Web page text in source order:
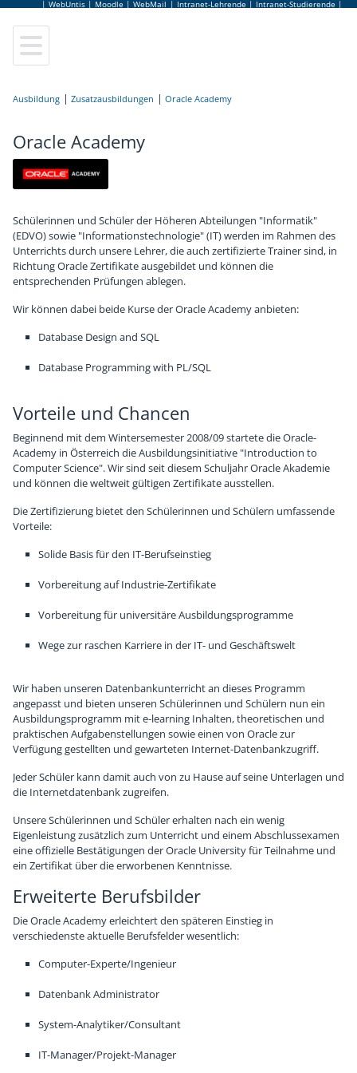
| WebUntis | Moodle | WebMail | Intranet-Lehrende | Intranet-Studierende |
Ausbildung Zusatzausbildungen Oracle Academy
Oracle Academy
Schülerinnen und Schüler der Höheren Abteilungen "Informatik"
(EDVO) sowie "Informationstechnologie" (IT) werden im Rahmen des
Unterrichts durch unsere Lehrer, die auch zertifizierte Trainer sind, in
Richtung Oracle Zertifikate ausgebildet und können die
entsprechenden Prüfungen ablegen.
Wir können dabei beide Kurse der Oracle Academy anbieten:
Database Design and SQL
Database Programming with PL/SQL
Vorteile und Chancen
Beginnend mit dem Wintersemester 2008/09 startete die Oracle-
Academy in Österreich die Ausbildungsinitiative "Introduction to
Computer Science". Wir sind seit diesem Schuljahr Oracle Akademie
und können die weltweit gültigen Zertifikate ausstellen.
Die Zertifizierung bietet den Schülerinnen und Schülern umfassende
Vorteile:
Solide Basis für den IT-Berufseinstieg
Vorbereitung auf Industrie-Zertifikate
Vorbereitung für universitäre Ausbildungsprogramme
Wege zur raschen Karriere in der IT- und Geschäftswelt
Wir haben unseren Datenbankunterricht an dieses Programm
angepasst und bieten unseren Schülerinnen und Schülern nun ein
Ausbildungsprogramm mit e-learning Inhalten, theoretischen und
praktischen Aufgabenstellungen sowie einen von Oracle zur
Verfügung gestellten und gewarteten Internet-Datenbankzugriff.
Jeder Schüler kann damit auch von zu Hause auf seine Unterlagen und
die Internetdatenbank zugreifen.
Unsere Schülerinnen und Schüler erhalten nach ein wenig
Eigenleistung zusätzlich zum Unterricht und einem Abschlussexamen
eine offizielle Bestätigungen der Oracle University für Teilnahme und
ein Zertifikat über die erworbenen Kenntnisse.
Erweiterte Berufsbilder
Die Oracle Academy erleichtert den späteren Einstieg in
verschiedenste aktuelle Berufsfelder wesentlich:
Computer-Experte/Ingenieur
Datenbank Administrator
System-Analytiker/Consultant
IT-Manager/Projekt-Manager
Elektronik und Technische Informatik
Informationstechnologie
Informatik
Abendschule
Fachpraxis
Elternverein
Schulgemeinschaftsausschuss
Leitbild
Hausordnung
Tage der offenen Tür
Virtuelle Schulführung
Frauen Technik Zukunft
Elektronikmuseum
Lehrerinnen und Lehrer
Bildungsberatung
Jugendcoaching
Schulpsychologie
Schulärztin
Kuratorium
Schulbesuchsbestätigung
Terminkalender
Jobbörse
Schulbuffet
Schulmerchandise